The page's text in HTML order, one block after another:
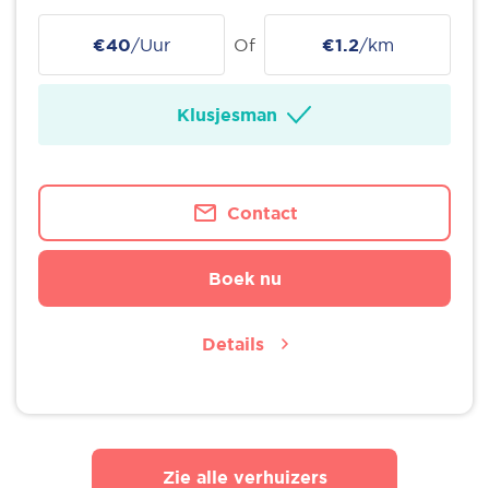
€40/Uur Of €1.2/km
Klusjesman
Contact
Boek nu
Details
Zie alle verhuizers